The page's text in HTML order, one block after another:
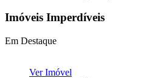
Imóveis Imperdíveis
Em Destaque
Ver Imóvel